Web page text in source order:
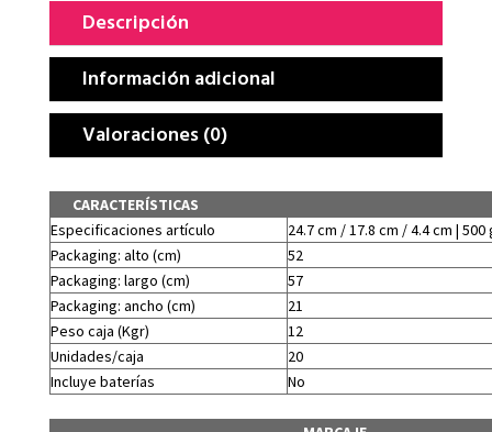
Descripción
Información adicional
Valoraciones (0)
CARACTERÍSTICAS
Especificaciones artículo
24.7 cm / 17.8 cm / 4.4 cm | 500
Packaging: alto (cm)
52
Packaging: largo (cm)
57
Packaging: ancho (cm)
21
Peso caja (Kgr)
12
Unidades/caja
20
Incluye baterías
No